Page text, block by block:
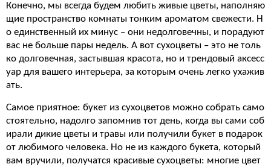
Конечно, мы всегда будем любить живые цветы, наполняю
щие пространство комнаты тонким ароматом свежести. Н
о единственный их минус – они недолговечны, и порадуют
вас не больше пары недель. А вот сухоцветы – это не толь
ко долговечная, застывшая красота, но и трендовый аксесс
уар для вашего интерьера, за которым очень легко ухажив
ать.
Самое приятное: букет из сухоцветов можно собрать само
стоятельно, надолго запомнив тот день, когда вы сами соб
ирали дикие цветы и травы или получили букет в подарок
от любимого человека. Но не из каждого букета, который
вам вручили, получатся красивые сухоцветы: многие цвет